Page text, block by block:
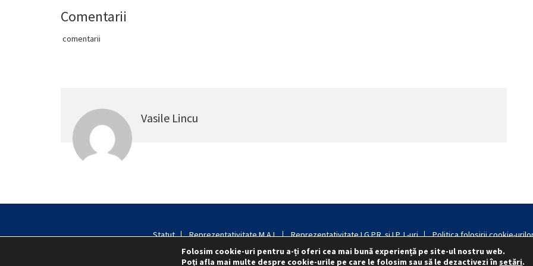
Comentarii
comentarii
Vasile Lincu
Statut Reprezentativitate M.A.I. Reprezentativitate I.G.P.R. și I.P.J.-uri Politica folosirii cookie-
Folosim cookie-uri pentru a-ți oferi cea mai bună experiență pe site-ul nostru web.
Poți afla mai multe despre cookie-urile pe care le folosim sau să le dezactivezi în setări.